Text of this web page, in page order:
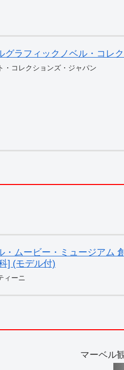
グラフィックノベル・コレ
・コレクションズ・ジャパン
・ムービー・ミュージアム
] (モデル付)
ィーニ
マーベル